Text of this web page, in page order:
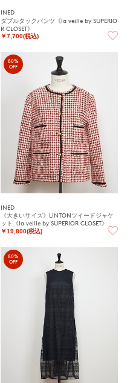
INED
ダブルタックパンツ《la veille by SUPERIO
R CLOSET》
￥7,700(税込)
80%
OFF
INED
《大きいサイズ》LINTONツイードジャケ
ット《la veille by SUPERIOR CLOSET》
￥19,800(税込)
80%
OFF